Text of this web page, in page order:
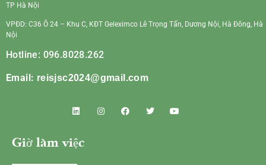
TP Hà Nội
VPĐD: C36 Ô 24 – Khu C, KĐT Geleximco Lê Trọng Tấn, Dương Nội, Hà Đông, Hà
Nội
Hotline: 096.8028.262
Email: reisjsc2024@gmail.com
Giờ làm việc